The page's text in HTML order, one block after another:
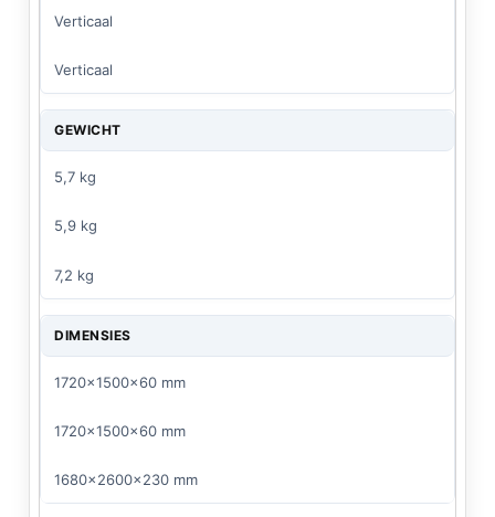
Verticaal
Verticaal
GEWICHT
5,7 kg
5,9 kg
7,2 kg
DIMENSIES
1720x1500x60 mm
1720x1500x60 mm
1680x2600x230 mm